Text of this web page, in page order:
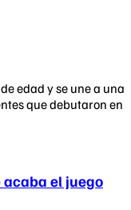
edad y se une a una
que debutaron en
acaba el juego